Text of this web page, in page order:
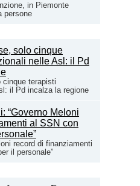
in Piemonte
persone
terapisti
il Pd incalza la regione
record di finanziamenti
il personale”